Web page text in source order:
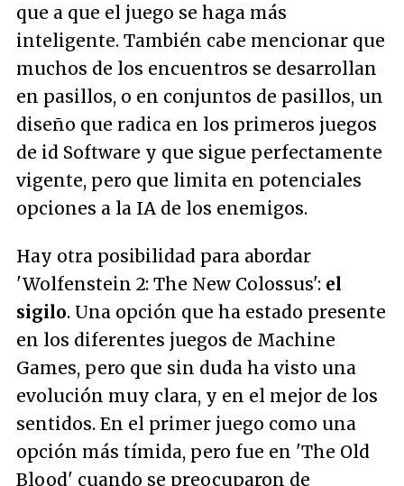
que a que el juego se haga más
inteligente. También cabe mencionar que
muchos de los encuentros se desarrollan
en pasillos, o en conjuntos de pasillos, un
diseño que radica en los primeros juegos
de id Software y que sigue perfectamente
vigente, pero que limita en potenciales
opciones a la IA de los enemigos.
Hay otra posibilidad para abordar
'Wolfenstein 2: The New Colossus': el
sigilo. Una opción que ha estado presente
en los diferentes juegos de Machine
Games, pero que sin duda ha visto una
evolución muy clara, y en el mejor de los
sentidos. En el primer juego como una
opción más tímida, pero fue en 'The Old
Blood' cuando se preocuparon de